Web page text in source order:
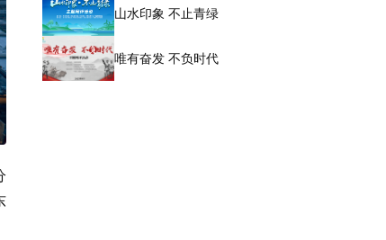
山水印象 不止青绿
唯有奋发 不负时代